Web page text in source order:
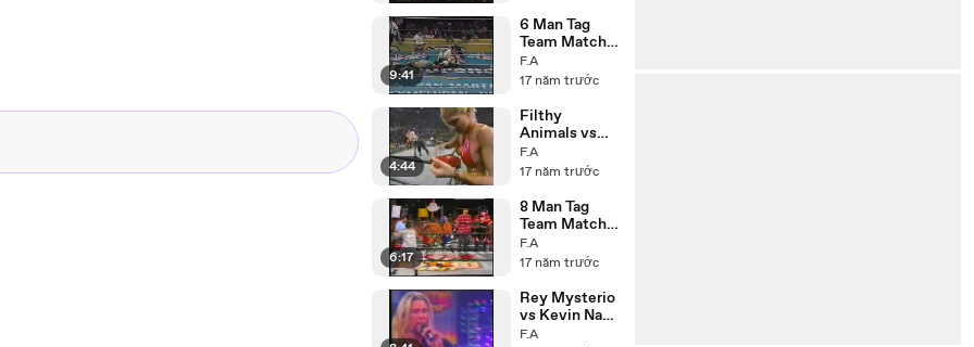
9:41
6 Man Tag
Team Match
14.11.95 P1
F.A
17 năm trước
4:44
Filthy
Animals vs
Revolution
8.11.99
F.A
17 năm trước
6:17
8 Man Tag
Team Match
21.3.99
F.A
17 năm trước
Rey Mysterio
vs Kevin Nash
22.2.99
F.A